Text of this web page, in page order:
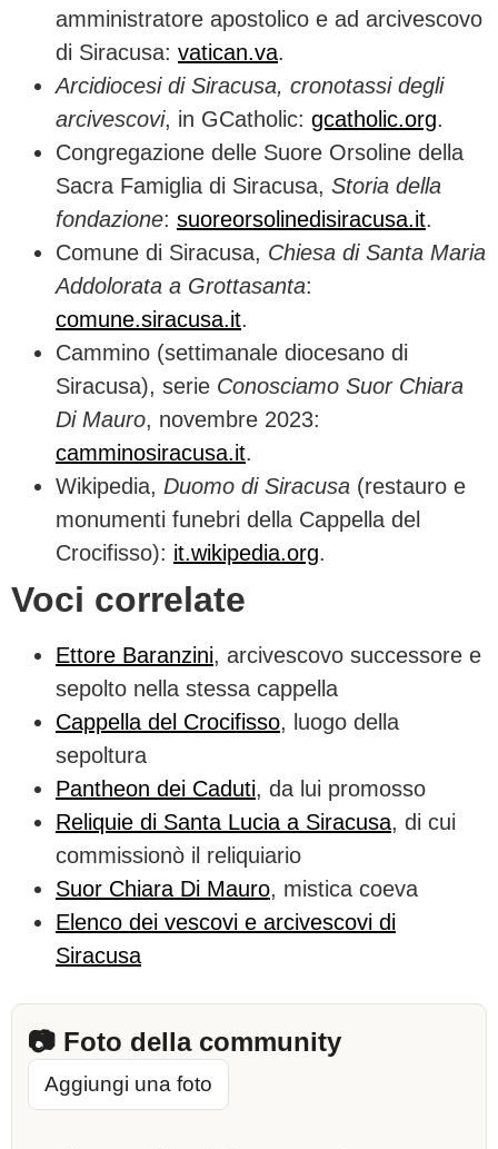
amministratore apostolico e ad arcivescovo
di Siracusa: vatican.va.
Arcidiocesi di Siracusa, cronotassi degli
arcivescovi, in GCatholic: gcatholic.org.
Congregazione delle Suore Orsoline della
Sacra Famiglia di Siracusa, Storia della
fondazione: suoreorsolinedisiracusa.it.
Comune di Siracusa, Chiesa di Santa Maria
Addolorata a Grottasanta:
comune.siracusa.it.
Cammino (settimanale diocesano di
Siracusa), serie Conosciamo Suor Chiara
Di Mauro, novembre 2023:
camminosiracusa.it.
Wikipedia, Duomo di Siracusa (restauro e
monumenti funebri della Cappella del
Crocifisso): it.wikipedia.org.
Voci correlate
Ettore Baranzini, arcivescovo successore e
sepolto nella stessa cappella
Cappella del Crocifisso, luogo della
sepoltura
Pantheon dei Caduti, da lui promosso
Reliquie di Santa Lucia a Siracusa, di cui
commissionò il reliquiario
Suor Chiara Di Mauro, mistica coeva
Elenco dei vescovi e arcivescovi di
Siracusa
📷 Foto della community
Aggiungi una foto